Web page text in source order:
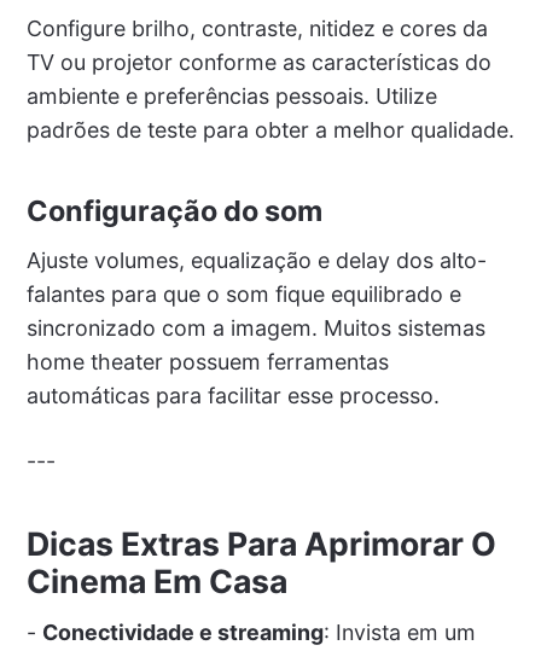
Configure brilho, contraste, nitidez e cores da
TV ou projetor conforme as características do
ambiente e preferências pessoais. Utilize
padrões de teste para obter a melhor qualidade.
Configuração do som
Ajuste volumes, equalização e delay dos alto-
falantes para que o som fique equilibrado e
sincronizado com a imagem. Muitos sistemas
home theater possuem ferramentas
automáticas para facilitar esse processo.
---
Dicas Extras Para Aprimorar O
Cinema Em Casa
- Conectividade e streaming: Invista em um